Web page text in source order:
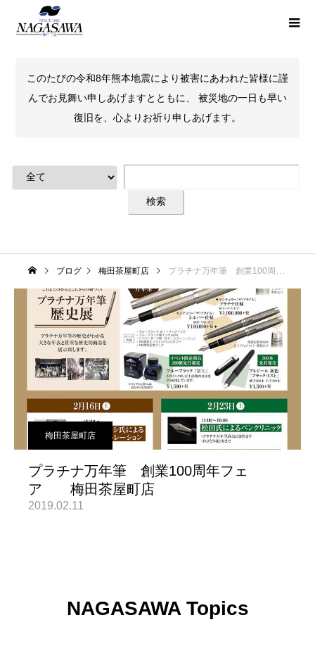
このたびの令和8年熊本地震により被害にあわれた皆様に謹
んでお見舞い申しあげますとともに、 被災地の一日も早い
復旧を、心よりお祈り申しあげます。
ブログ 梅田茶屋町店 プラチナ万年筆 創業100周年フェア 梅田茶屋町店
梅田茶屋町店
プラチナ万年筆 創業100周年フェ
ア 梅田茶屋町店
2019.02.11
NAGASAWA Topics